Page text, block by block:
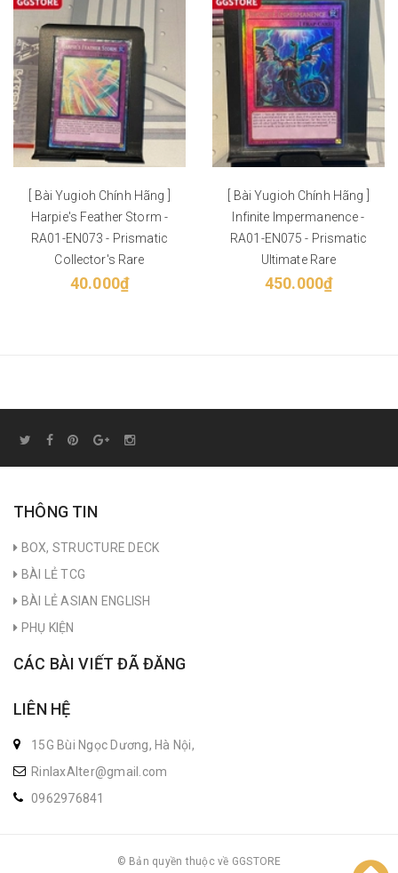
[ Bài Yugioh Chính Hãng ]
Harpie's Feather Storm -
RA01-EN073 - Prismatic
Collector's Rare
40.000₫
[ Bài Yugioh Chính Hãng ]
Infinite Impermanence -
RA01-EN075 - Prismatic
Ultimate Rare
450.000₫
THÔNG TIN
BOX, STRUCTURE DECK
BÀI LẺ TCG
BÀI LẺ ASIAN ENGLISH
PHỤ KIỆN
CÁC BÀI VIẾT ĐÃ ĐĂNG
LIÊN HỆ
15G Bùi Ngọc Dương, Hà Nội,
RinlaxAlter@gmail.com
0962976841
© Bản quyền thuộc về GGSTORE